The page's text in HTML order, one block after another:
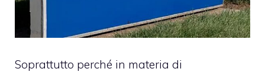
Soprattutto perché in materia di